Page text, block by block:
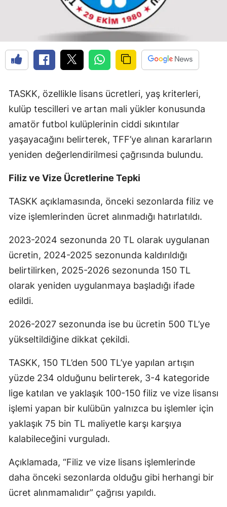
TASKK, özellikle lisans ücretleri, yaş kriterleri,
kulüp tescilleri ve artan mali yükler konusunda
amatör futbol kulüplerinin ciddi sıkıntılar
yaşayacağını belirterek, TFF’ye alınan kararların
yeniden değerlendirilmesi çağrısında bulundu.
Filiz ve Vize Ücretlerine Tepki
TASKK açıklamasında, önceki sezonlarda filiz ve
vize işlemlerinden ücret alınmadığı hatırlatıldı.
2023-2024 sezonunda 20 TL olarak uygulanan
ücretin, 2024-2025 sezonunda kaldırıldığı
belirtilirken, 2025-2026 sezonunda 150 TL
olarak yeniden uygulanmaya başladığı ifade
edildi.
2026-2027 sezonunda ise bu ücretin 500 TL’ye
yükseltildiğine dikkat çekildi.
TASKK, 150 TL’den 500 TL’ye yapılan artışın
yüzde 234 olduğunu belirterek, 3-4 kategoride
lige katılan ve yaklaşık 100-150 filiz ve vize lisansı
işlemi yapan bir kulübün yalnızca bu işlemler için
yaklaşık 75 bin TL maliyetle karşı karşıya
kalabileceğini vurguladı.
Açıklamada, “Filiz ve vize lisans işlemlerinde
daha önceki sezonlarda olduğu gibi herhangi bir
ücret alınmamalıdır” çağrısı yapıldı.